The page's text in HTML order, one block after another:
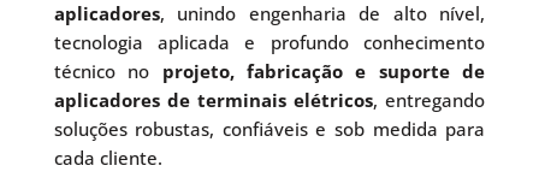
aplicadores, unindo engenharia de alto nível,
tecnologia aplicada e profundo conhecimento
técnico no projeto, fabricação e suporte de
aplicadores de terminais elétricos, entregando
soluções robustas, confiáveis e sob medida para
cada cliente.